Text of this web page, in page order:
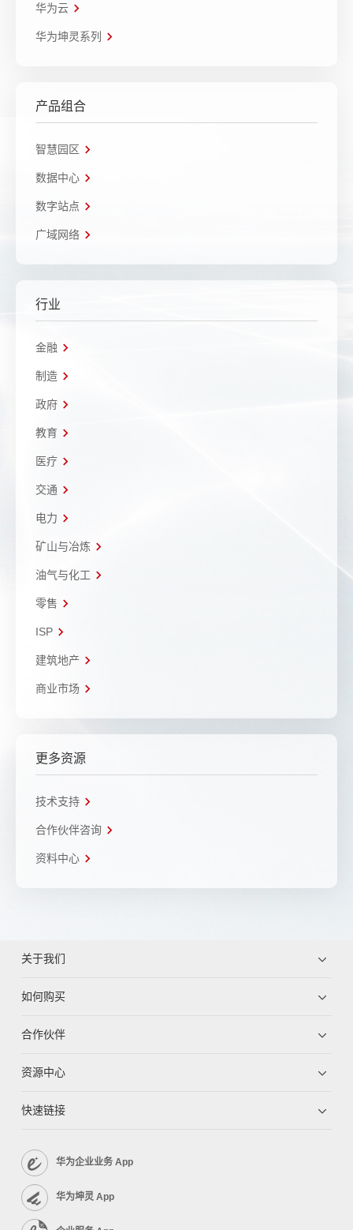
华为云
华为坤灵系列
产品组合
智慧园区
数据中心
数字站点
广域网络
行业
金融
制造
政府
教育
医疗
交通
电力
矿山与冶炼
油气与化工
零售
ISP
建筑地产
商业市场
更多资源
技术支持
合作伙伴咨询
资料中心
关于我们
如何购买
合作伙伴
资源中心
快速链接
华为企业业务 App
华为坤灵 App